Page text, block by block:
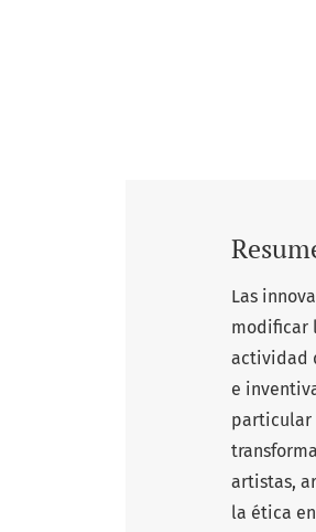
Las
modificar
actividad
e
particular
artistas,
la ética